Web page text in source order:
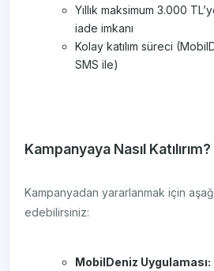
Yıllık maksimum 3.000
iade imkanı
Kolay katılım süreci
SMS ile)
Kampanyaya Nasıl Katılırım?
Kampanyadan yararlanmak için
edebilirsiniz:
MobilDeniz Uygulaması: